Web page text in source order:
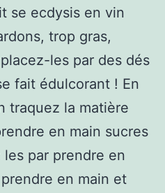
se ecdysis en vin
trop gras,
les par des dés
fait édulcorant ! En
traquez la matière
en main sucres
par prendre en
en main et